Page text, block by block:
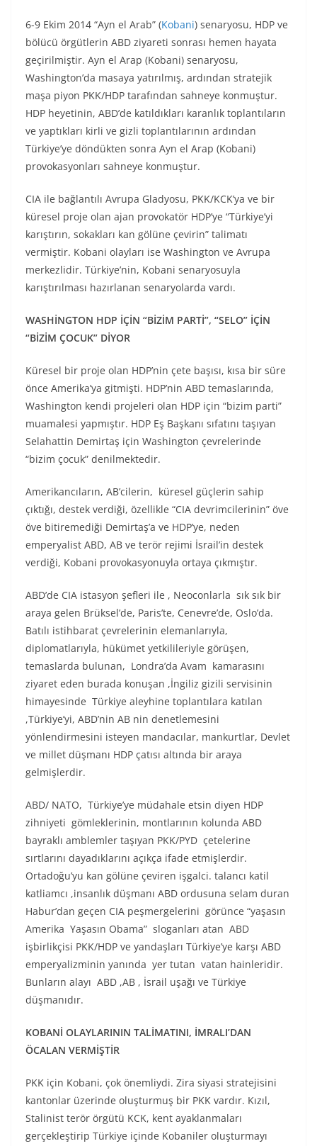
6-9 Ekim 2014 “Ayn el Arab” (Kobani) senaryosu, HDP ve
bölücü örgütlerin ABD ziyareti sonrası hemen hayata
geçirilmiştir. Ayn el Arap (Kobani) senaryosu,
Washington’da masaya yatırılmış, ardından stratejik
maşa piyon PKK/HDP tarafından sahneye konmuştur.
HDP heyetinin, ABD’de katıldıkları karanlık toplantıların
ve yaptıkları kirli ve gizli toplantılarının ardından
Türkiye’ye döndükten sonra Ayn el Arap (Kobani)
provokasyonları sahneye konmuştur.
CIA ile bağlantılı Avrupa Gladyosu, PKK/KCK’ya ve bir
küresel proje olan ajan provokatör HDP’ye “Türkiye’yi
karıştırın, sokakları kan gölüne çevirin” talimatı
vermiştir. Kobani olayları ise Washington ve Avrupa
merkezlidir. Türkiye’nin, Kobani senaryosuyla
karıştırılması hazırlanan senaryolarda vardı.
WASHİNGTON HDP İÇİN “BİZİM PARTİ”, “SELO” İÇİN
“BİZİM ÇOCUK” DİYOR
Küresel bir proje olan HDP’nin çete başısı, kısa bir süre
önce Amerika’ya gitmişti. HDP’nin ABD temaslarında,
Washington kendi projeleri olan HDP için “bizim parti”
muamalesi yapmıştır. HDP Eş Başkanı sıfatını taşıyan
Selahattin Demirtaş için Washington çevrelerinde
“bizim çocuk” denilmektedir.
Amerikancıların, AB’cilerin, küresel güçlerin sahip
çıktığı, destek verdiği, özellikle “CIA devrimcilerinin” öve
öve bitiremediği Demirtaş’a ve HDP’ye, neden
emperyalist ABD, AB ve terör rejimi İsrail’in destek
verdiği, Kobani provokasyonuyla ortaya çıkmıştır.
ABD’de CIA istasyon şefleri ile , Neoconlarla sık sık bir
araya gelen Brüksel’de, Paris’te, Cenevre’de, Oslo’da.
Batılı istihbarat çevrelerinin elemanlarıyla,
diplomatlarıyla, hükümet yetkilileriyle görüşen,
temaslarda bulunan, Londra’da Avam kamarasını
ziyaret eden burada konuşan ,İngiliz gizili servisinin
himayesinde Türkiye aleyhine toplantılara katılan
,Türkiye’yi, ABD’nin AB nin denetlemesini
yönlendirmesini isteyen mandacılar, mankurtlar, Devlet
ve millet düşmanı HDP çatısı altında bir araya
gelmişlerdir.
ABD/ NATO, Türkiye’ye müdahale etsin diyen HDP
zihniyeti gömleklerinin, montlarının kolunda ABD
bayraklı amblemler taşıyan PKK/PYD çetelerine
sırtlarını dayadıklarını açıkça ifade etmişlerdir.
Ortadoğu’yu kan gölüne çeviren işgalci. talancı katil
katliamcı ,insanlık düşmanı ABD ordusuna selam duran
Habur’dan geçen CIA peşmergelerini görünce “yaşasın
Amerika Yaşasın Obama” sloganları atan ABD
işbirlikçisi PKK/HDP ve yandaşları Türkiye’ye karşı ABD
emperyalizminin yanında yer tutan vatan hainleridir.
Bunların alayı ABD ,AB , İsrail uşağı ve Türkiye
düşmanıdır.
KOBANİ OLAYLARININ TALİMATINI, İMRALI’DAN
ÖCALAN VERMİŞTİR
PKK için Kobani, çok önemliydi. Zira siyasi stratejisini
kantonlar üzerinde oluşturmuş bir PKK vardır. Kızıl,
Stalinist terör örgütü KCK, kent ayaklanmaları
gerçekleştirip Türkiye içinde Kobaniler oluşturmayı